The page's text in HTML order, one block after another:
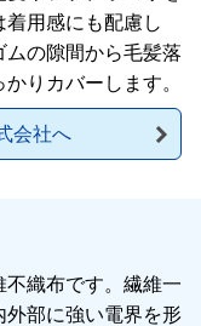
着用感にも配慮し
の隙間から毛髪落
りカバーします。
会社へ
織布です。繊維一
外部に強い電界を形